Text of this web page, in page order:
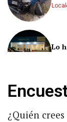
Local
Lo
Lo
Local
¿Quién